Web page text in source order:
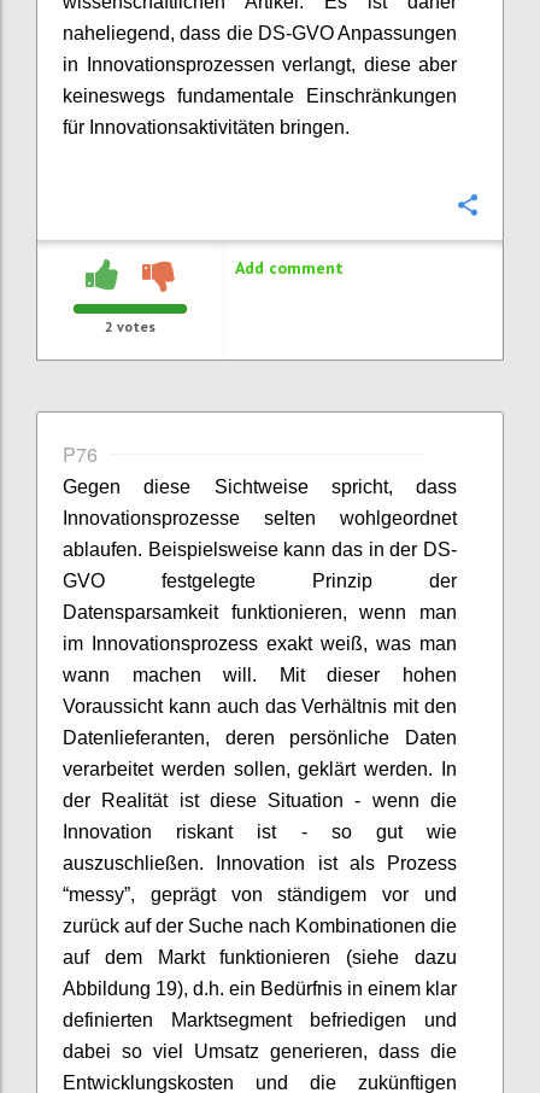
naheliegend, dass die DS-GVO Anpassungen
in Innovationsprozessen verlangt, diese aber
keineswegs fundamentale Einschränkungen
für Innovationsaktivitäten bringen.
2 votes
Add comment
P76
Gegen diese Sichtweise spricht, dass
Innovationsprozesse selten wohlgeordnet
ablaufen. Beispielsweise kann das in der DS-
GVO festgelegte Prinzip der
Datensparsamkeit funktionieren, wenn man
im Innovationsprozess exakt weiß, was man
wann machen will. Mit dieser hohen
Voraussicht kann auch das Verhältnis mit den
Datenlieferanten, deren persönliche Daten
verarbeitet werden sollen, geklärt werden. In
der Realität ist diese Situation - wenn die
Innovation riskant ist - so gut wie
auszuschließen. Innovation ist als Prozess
“messy”, geprägt von ständigem vor und
zurück auf der Suche nach Kombinationen die
auf dem Markt funktionieren (siehe dazu
Abbildung 19), d.h. ein Bedürfnis in einem klar
definierten Marktsegment befriedigen und
dabei so viel Umsatz generieren, dass die
Entwicklungskosten und die zukünftigen